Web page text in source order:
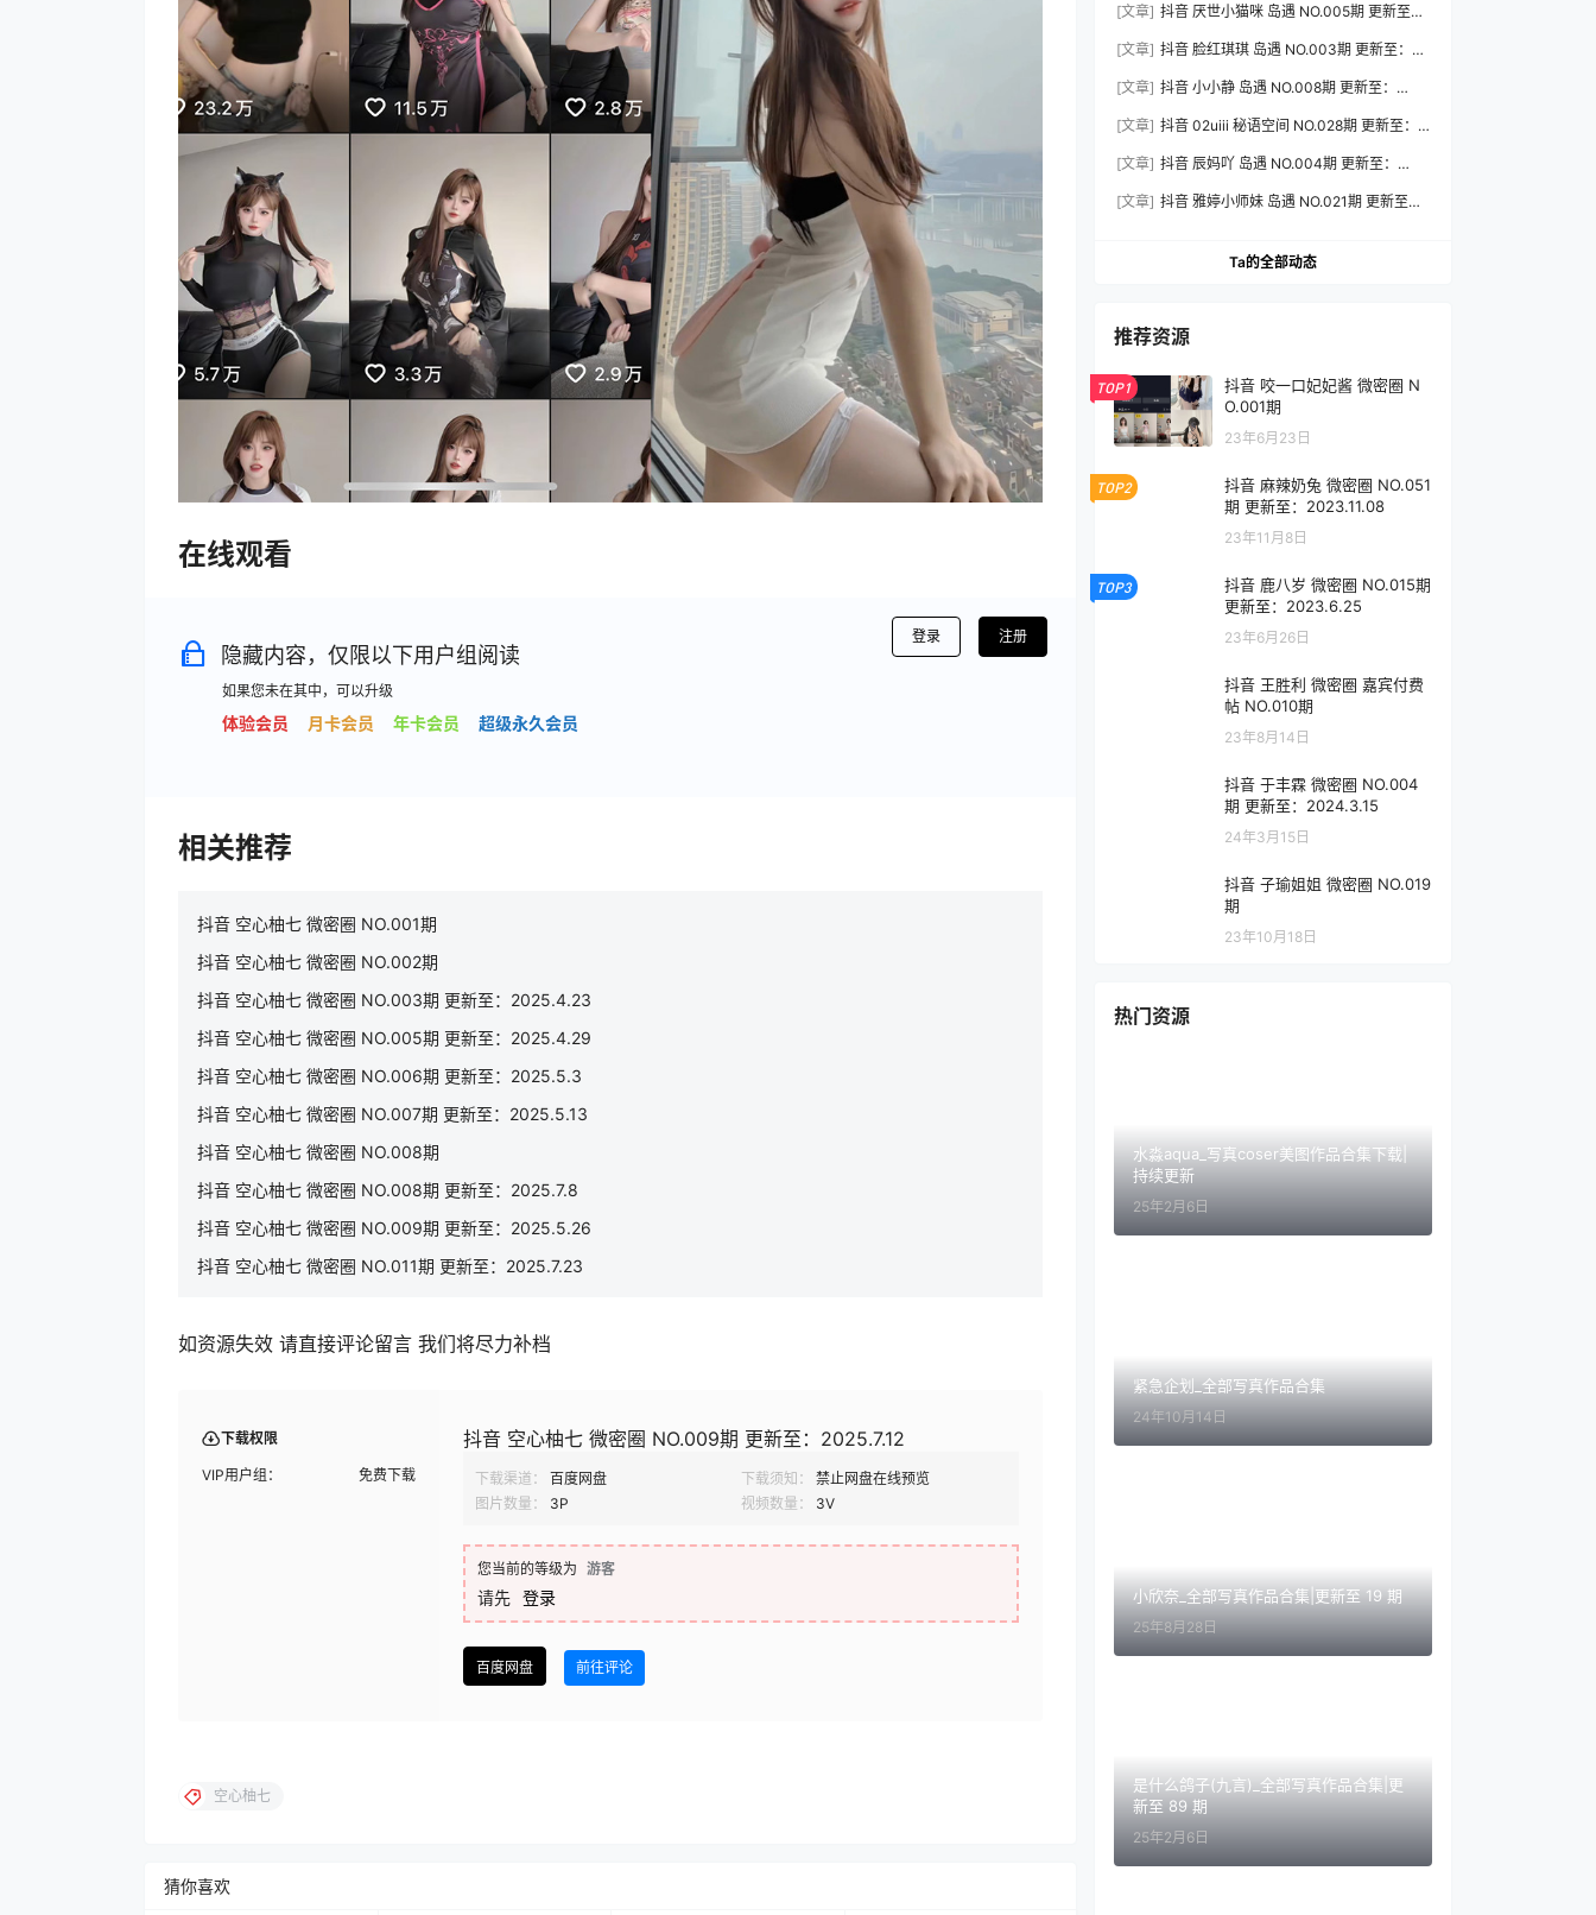
在线观看
隐藏内容，仅限以下用户组阅读
如果您未在其中，可以升级
体验会员 月卡会员 年卡会员 超级永久会员
登录 注册
相关推荐
抖音 空心柚七 微密圈 NO.001期
抖音 空心柚七 微密圈 NO.002期
抖音 空心柚七 微密圈 NO.003期 更新至：2025.4.23
抖音 空心柚七 微密圈 NO.005期 更新至：2025.4.29
抖音 空心柚七 微密圈 NO.006期 更新至：2025.5.3
抖音 空心柚七 微密圈 NO.007期 更新至：2025.5.13
抖音 空心柚七 微密圈 NO.008期
抖音 空心柚七 微密圈 NO.008期 更新至：2025.7.8
抖音 空心柚七 微密圈 NO.009期 更新至：2025.5.26
抖音 空心柚七 微密圈 NO.011期 更新至：2025.7.23
如资源失效 请直接评论留言 我们将尽力补档
下载权限
VIP用户组： 免费下载
抖音 空心柚七 微密圈 NO.009期 更新至：2025.7.12
下载渠道： 百度网盘 下载须知：
禁止网盘在线预览
图片数量：
3P 视频数量： 3V
您当前的等级为 游客
请先 登录
百度网盘 前往评论
空心柚七
猜你喜欢
[文章] 抖音 厌世小猫咪 岛遇 NO.005期 更新至：
[文章] 抖音 脸红琪琪 岛遇 NO.003期 更新至：
[文章] 抖音 小小静 岛遇 NO.008期 更新至：
[文章] 抖音 02uiii 秘语空间 NO.028期 更新至：
[文章] 抖音 辰妈吖 岛遇 NO.004期 更新至：
[文章] 抖音 雅婷小师妹 岛遇 NO.021期 更新至：
Ta的全部动态
推荐资源
TOP1
抖音 咬一口妃妃酱 微密圈 N
O.001期
23年6月23日
TOP2
抖音 麻辣奶兔 微密圈 NO.051
期 更新至：2023.11.08
23年11月8日
TOP3
抖音 鹿八岁 微密圈 NO.015期
更新至：2023.6.25
23年6月26日
抖音 王胜利 微密圈 嘉宾付费
帖 NO.010期
23年8月14日
抖音 于丰霖 微密圈 NO.004
期 更新至：2024.3.15
24年3月15日
抖音 子瑜姐姐 微密圈 NO.019
期
23年10月18日
热门资源
水淼aqua_写真coser美图作品合集下载|
持续更新
25年2月6日
紧急企划_全部写真作品合集
24年10月14日
小欣奈_全部写真作品合集|更新至 19 期
25年8月28日
是什么鸽子(九言)_全部写真作品合集|更
新至 89 期
25年2月6日